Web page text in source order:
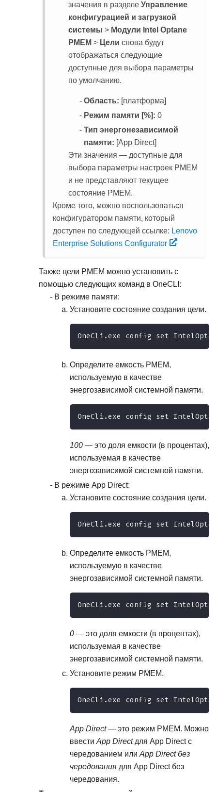
значения в разделе Управление
конфигурацией и загрузкой
системы > Модули Intel Optane
PMEM > Цели снова будут
отображаться следующие
доступные для выбора параметры
по умолчанию.
Область: [платформа]
Режим памяти [%]: 0
Тип энергонезависимой
памяти: [App Direct]
Эти значения — доступные для
выбора параметры настроек PMEM
и не представляют текущее
состояние PMEM.
Кроме того, можно воспользоваться
конфигуратором памяти, который
доступен по следующей ссылке: Lenovo
Enterprise Solutions Configurator
Также цели PMEM можно установить с
помощью следующих команд в OneCLI:
В режиме памяти:
Установите состояние создания цели.
OneCli.exe config set
Определите емкость PMEM,
используемую в качестве
энергозависимой системной памяти.
OneCli.exe config set
100 — это доля емкости (в процентах),
используемая в качестве
энергозависимой системной памяти.
В режиме App Direct:
Установите состояние создания цели.
OneCli.exe config set
Определите емкость PMEM,
используемую в качестве
энергозависимой системной памяти.
OneCli.exe config set
0 — это доля емкости (в процентах),
используемая в качестве
энергозависимой системной памяти.
Установите режим PMEM.
OneCli.exe config set
App Direct— это режим PMEM. Можно
ввести App Directдля App Direct с
чередованием или App Direct без
чередования для App Direct без
чередования.